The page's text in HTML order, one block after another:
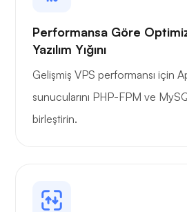
Performansa Göre
Yazılım Yığını
Gelişmiş VPS performansı için
sunucularını PHP-FPM ve
birleştirin.